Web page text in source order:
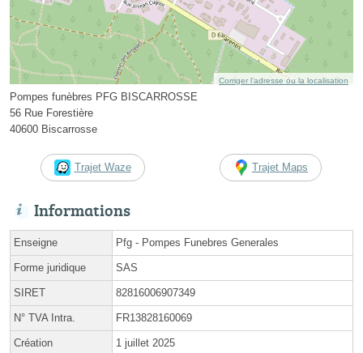
Corriger l’adresse ou la localisation
Pompes funèbres PFG BISCARROSSE
56 Rue Forestière
40600 Biscarrosse
Trajet Waze Trajet Maps
Informations
Enseigne Pfg - Pompes Funebres Generales
Forme juridique SAS
SIRET 82816006907349
N° TVA Intra. FR13828160069
Création 1 juillet 2025